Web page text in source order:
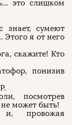
это слишком
знает, сумеют
я от него
скажите! Кто
понизив
посмотрев
может быть!
провожая